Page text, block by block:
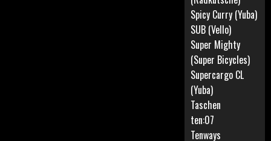
Spicy Curry (Yuba)
SUB (Vello)
Super Mighty
(Super Bicycles)
Supercargo CL
(Yuba)
Taschen
ten:07
Tenways